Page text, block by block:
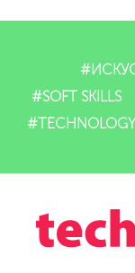
Impact
Видео
#SOFT SKILLS